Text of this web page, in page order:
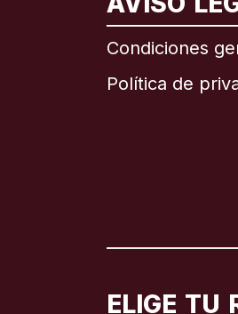
Condiciones
Política de
ELIGE TU